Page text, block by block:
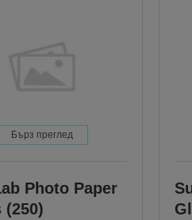
Бърз преглед
Photo Paper
(250)